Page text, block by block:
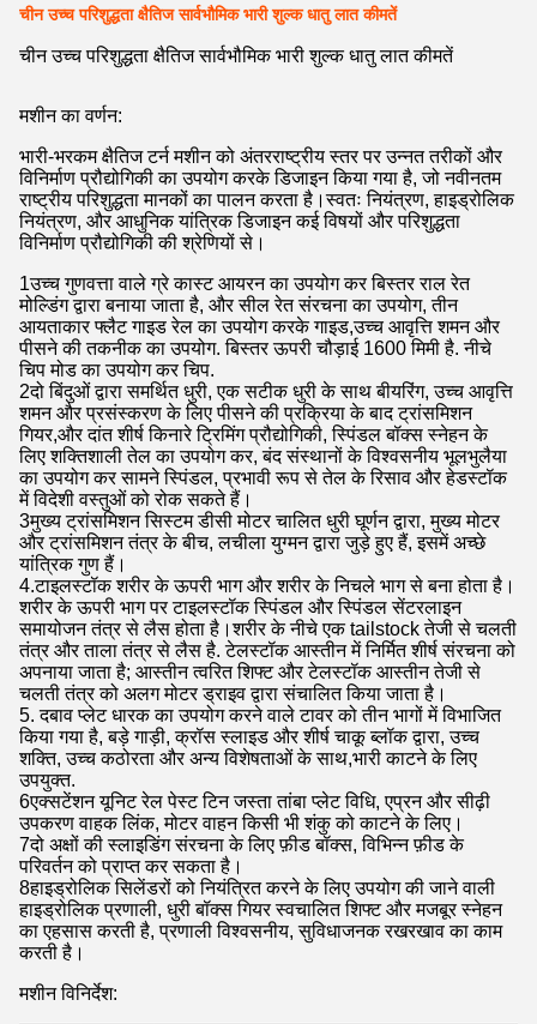
चीन उच्च परिशुद्धता क्षैतिज सार्वभौमिक भारी शुल्क धातु लात कीमतें
चीन उच्च परिशुद्धता क्षैतिज सार्वभौमिक भारी शुल्क धातु लात कीमतें
मशीन का वर्णन:
भारी-भरकम क्षैतिज टर्न मशीन को अंतरराष्ट्रीय स्तर पर उन्नत तरीकों और
विनिर्माण प्रौद्योगिकी का उपयोग करके डिजाइन किया गया है, जो नवीनतम
राष्ट्रीय परिशुद्धता मानकों का पालन करता है।स्वतः नियंत्रण, हाइड्रोलिक
नियंत्रण, और आधुनिक यांत्रिक डिजाइन कई विषयों और परिशुद्धता
विनिर्माण प्रौद्योगिकी की श्रेणियों से।
1उच्च गुणवत्ता वाले ग्रे कास्ट आयरन का उपयोग कर बिस्तर राल रेत
मोल्डिंग द्वारा बनाया जाता है, और सील रेत संरचना का उपयोग, तीन
आयताकार फ्लैट गाइड रेल का उपयोग करके गाइड,उच्च आवृत्ति शमन और
पीसने की तकनीक का उपयोग. बिस्तर ऊपरी चौड़ाई 1600 मिमी है. नीचे
चिप मोड का उपयोग कर चिप.
2दो बिंदुओं द्वारा समर्थित धुरी, एक सटीक धुरी के साथ बीयरिंग, उच्च आवृत्ति
शमन और प्रसंस्करण के लिए पीसने की प्रक्रिया के बाद ट्रांसमिशन
गियर,और दांत शीर्ष किनारे ट्रिमिंग प्रौद्योगिकी, स्पिंडल बॉक्स स्नेहन के
लिए शक्तिशाली तेल का उपयोग कर, बंद संस्थानों के विश्वसनीय भूलभुलैया
का उपयोग कर सामने स्पिंडल, प्रभावी रूप से तेल के रिसाव और हेडस्टॉक
में विदेशी वस्तुओं को रोक सकते हैं।
3मुख्य ट्रांसमिशन सिस्टम डीसी मोटर चालित धुरी घूर्णन द्वारा, मुख्य मोटर
और ट्रांसमिशन तंत्र के बीच, लचीला युग्मन द्वारा जुड़े हुए हैं, इसमें अच्छे
यांत्रिक गुण हैं।
4.टाइलस्टॉक शरीर के ऊपरी भाग और शरीर के निचले भाग से बना होता है।
शरीर के ऊपरी भाग पर टाइलस्टॉक स्पिंडल और स्पिंडल सेंटरलाइन
समायोजन तंत्र से लैस होता है।शरीर के नीचे एक tailstock तेजी से चलती
तंत्र और ताला तंत्र से लैस है. टेलस्टॉक आस्तीन में निर्मित शीर्ष संरचना को
अपनाया जाता है; आस्तीन त्वरित शिफ्ट और टेलस्टॉक आस्तीन तेजी से
चलती तंत्र को अलग मोटर ड्राइव द्वारा संचालित किया जाता है।
5. दबाव प्लेट धारक का उपयोग करने वाले टावर को तीन भागों में विभाजित
किया गया है, बड़े गाड़ी, क्रॉस स्लाइड और शीर्ष चाकू ब्लॉक द्वारा, उच्च
शक्ति, उच्च कठोरता और अन्य विशेषताओं के साथ,भारी काटने के लिए
उपयुक्त.
6एक्सटेंशन यूनिट रेल पेस्ट टिन जस्ता तांबा प्लेट विधि, एप्रन और सीढ़ी
उपकरण वाहक लिंक, मोटर वाहन किसी भी शंकु को काटने के लिए।
7दो अक्षों की स्लाइडिंग संरचना के लिए फ़ीड बॉक्स, विभिन्न फ़ीड के
परिवर्तन को प्राप्त कर सकता है।
8हाइड्रोलिक सिलेंडरों को नियंत्रित करने के लिए उपयोग की जाने वाली
हाइड्रोलिक प्रणाली, धुरी बॉक्स गियर स्वचालित शिफ्ट और मजबूर स्नेहन
का एहसास करती है, प्रणाली विश्वसनीय, सुविधाजनक रखरखाव का काम
करती है।
मशीन विनिर्देश: